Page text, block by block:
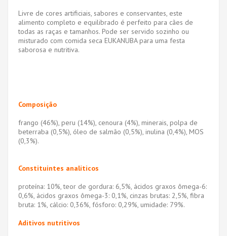
Livre de cores artificiais, sabores e conservantes, este
alimento completo e equilibrado é perfeito para cães de
todas as raças e tamanhos. Pode ser servido sozinho ou
misturado com comida seca EUKANUBA para uma festa
saborosa e nutritiva.
Composição
frango (46%), peru (14%), cenoura (4%), minerais, polpa de
beterraba (0,5%), óleo de salmão (0,5%), inulina (0,4%), MOS
(0,3%).
Constituintes analíticos
proteína: 10%, teor de gordura: 6,5%, ácidos graxos ômega-6:
0,6%, ácidos graxos ômega-3: 0,1%, cinzas brutas: 2,5%, fibra
bruta: 1%, cálcio: 0,36%, fósforo: 0,29%, umidade: 79%.
Aditivos nutritivos